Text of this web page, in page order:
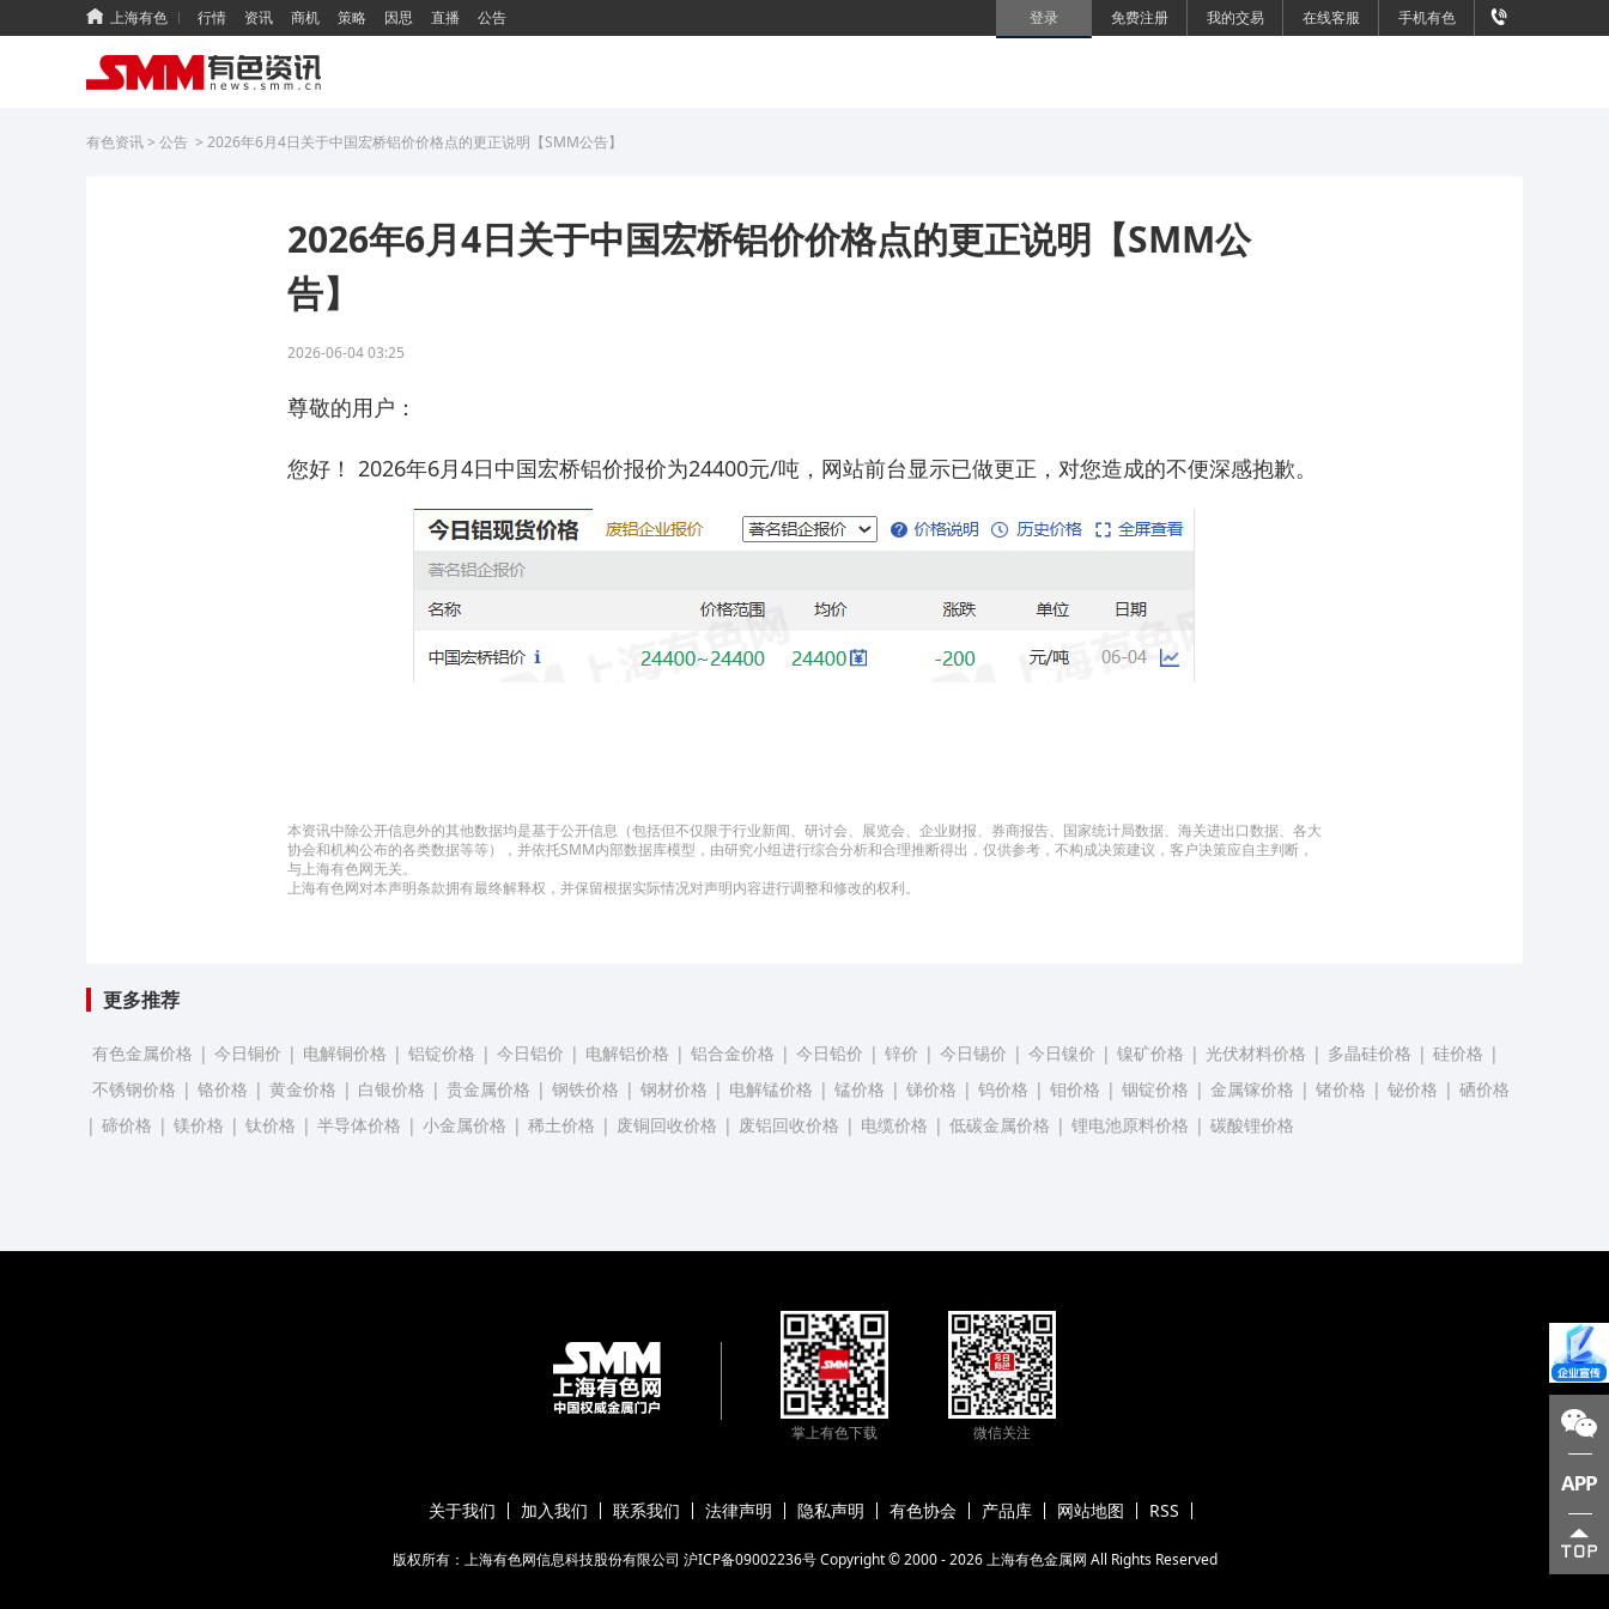
上海有色 行情 资讯 商机 策略 因思 直播 公告 登录 免费注册 我的交易 在线客服 手机有色
有色资讯> 公告 > 2026年6月4日关于中国宏桥铝价价格点的更正说明【SMM公告】
2026年6月4日关于中国宏桥铝价价格点的更正说明【SMM公
告】
2026-06-04 03:25
尊敬的用户：
您好！ 2026年6月4日中国宏桥铝价报价为24400元/吨，网站前台显示已做更正，对您造成的不便深感抱歉。
本资讯中除公开信息外的其他数据均是基于公开信息（包括但不仅限于行业新闻、研讨会、展览会、企业财报、券商报告、国家统计局数据、海关进出口数据、各大
协会和机构公布的各类数据等等），并依托SMM内部数据库模型，由研究小组进行综合分析和合理推断得出，仅供参考，不构成决策建议，客户决策应自主判断，
与上海有色网无关。
上海有色网对本声明条款拥有最终解释权，并保留根据实际情况对声明内容进行调整和修改的权利。
更多推荐
有色金属价格 | 今日铜价 | 电解铜价格 | 铝锭价格 | 今日铝价 | 电解铝价格 | 铝合金价格 | 今日铅价 | 锌价 | 今日锡价 | 今日镍价 | 镍矿价格 | 光伏材料价格 | 多晶硅价格 | 硅价格 |
不锈钢价格 | 铬价格 | 黄金价格 | 白银价格 | 贵金属价格 | 钢铁价格 | 钢材价格 | 电解锰价格 | 锰价格 | 锑价格 | 钨价格 | 钼价格 | 铟锭价格 | 金属镓价格 | 锗价格 | 铋价格 | 硒价格
| 碲价格 | 镁价格 | 钛价格 | 半导体价格 | 小金属价格 | 稀土价格 | 废铜回收价格 | 废铝回收价格 | 电缆价格 | 低碳金属价格 | 锂电池原料价格 | 碳酸锂价格
掌上有色下载 微信关注
关于我们 加入我们 联系我们 法律声明 隐私声明 有色协会 产品库 网站地图 RSS
版权所有：上海有色网信息科技股份有限公司 沪ICP备09002236号 Copyright © 2000 - 2026 上海有色金属网 All Rights Reserved